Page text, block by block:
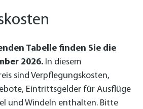
Tabelle finden Sie die
2026.In diesem
sind Verpflegungskosten,
Eintrittsgelder für Ausflüge
und Windeln enthalten. Bitte